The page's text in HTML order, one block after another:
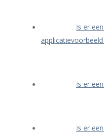
Is er
Is er
Is er